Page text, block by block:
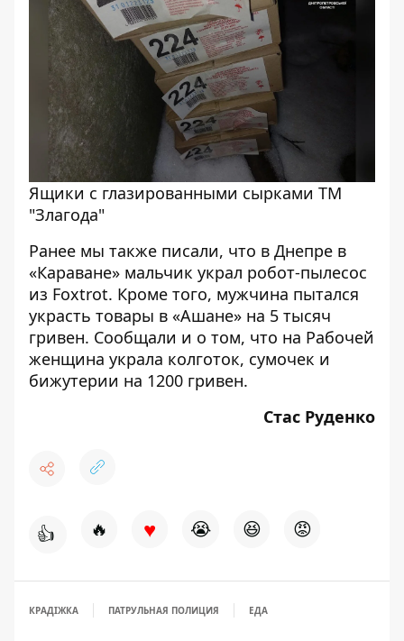
Ящики с глазированными сырками ТМ
"Злагода"
Ранее мы также писали, что в Днепре в
«Караване» мальчик украл робот-пылесос
из Foxtrot. Кроме того, мужчина пытался
украсть товары в «Ашане» на 5 тысяч
гривен. Сообщали и о том, что на Рабочей
женщина украла колготок, сумочек и
бижутерии на 1200 гривен.
Стас Руденко
👍 🔥 ♥ 😭 😆 😡
КРАДІЖКА ПАТРУЛЬНАЯ ПОЛИЦИЯ ЕДА